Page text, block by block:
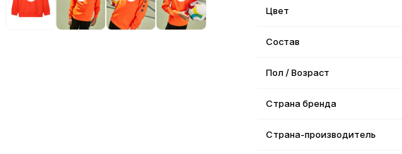
Цвет
Состав
Пол / Возраст
Страна бренда
Страна-производитель